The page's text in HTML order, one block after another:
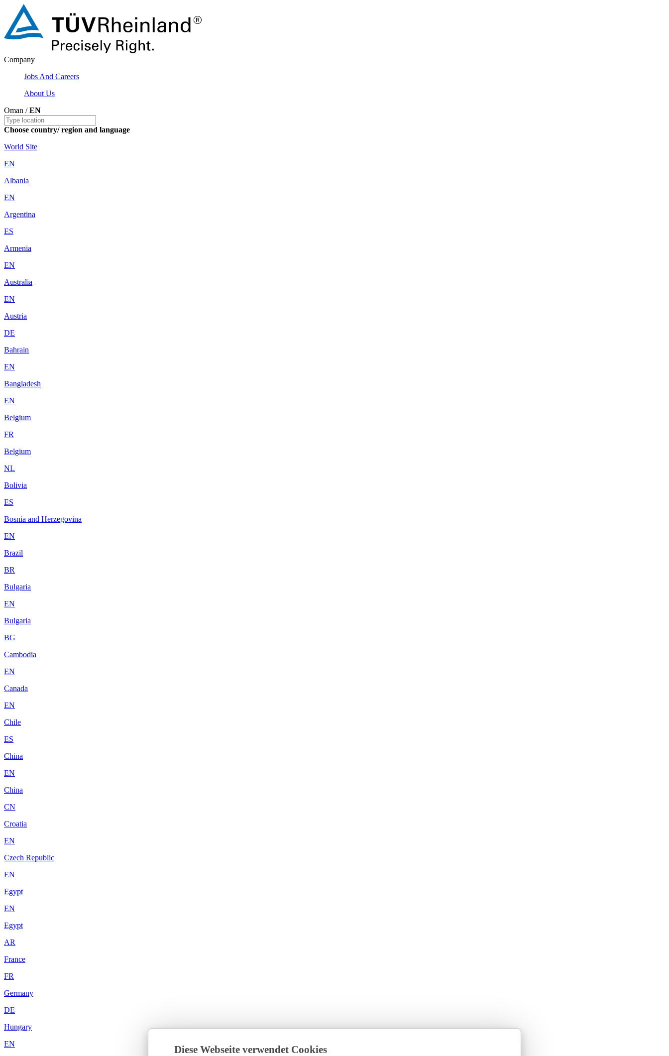
Diese Webseite verwendet Cookies
Company
Jobs And Careers
About Us
Oman /EN
Choose country/ region and language
World Site
EN
Albania
EN
Argentina
ES
Armenia
EN
Australia
EN
Austria
DE
Bahrain
EN
Bangladesh
EN
Belgium
FR
Belgium
NL
Bolivia
ES
Bosnia and Herzegovina
EN
Brazil
BR
Bulgaria
EN
Bulgaria
BG
Cambodia
EN
Canada
EN
Chile
ES
China
EN
China
CN
Croatia
EN
Czech Republic
EN
Egypt
EN
Egypt
AR
France
FR
Germany
DE
Hungary
EN